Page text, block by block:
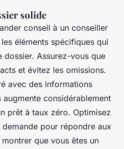
solide
conseil à un conseiller
éléments spécifiques qui
dossier. Assurez-vous que
et évitez les omissions.
avec des informations
considérablement
prêt à taux zéro. Optimisez
pour répondre aux
que vous êtes un